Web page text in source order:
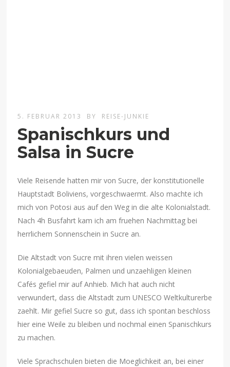
5. FEBRUAR 2013 BY REISE-JUNKIE
Spanischkurs und
Salsa in Sucre
Viele Reisende hatten mir von Sucre, der konstitutionelle
Hauptstadt Boliviens, vorgeschwaermt. Also machte ich
mich von Potosi aus auf den Weg in die alte Kolonialstadt.
Nach 4h Busfahrt kam ich am fruehen Nachmittag bei
herrlichem Sonnenschein in Sucre an.
Die Altstadt von Sucre mit ihren vielen weissen
Kolonialgebaeuden, Palmen und unzaehligen kleinen
Cafés gefiel mir auf Anhieb. Mich hat auch nicht
verwundert, dass die Altstadt zum UNESCO Weltkulturerbe
zaehlt. Mir gefiel Sucre so gut, dass ich spontan beschloss
hier eine Weile zu bleiben und nochmal einen Spanischkurs
zu machen.
Viele Sprachschulen bieten die Moeglichkeit an, bei einer